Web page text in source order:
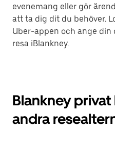
evenemang eller gör
att ta dig dit du behöver.
Uber-appen och ange
resa iBlankney.
Blankney
andra